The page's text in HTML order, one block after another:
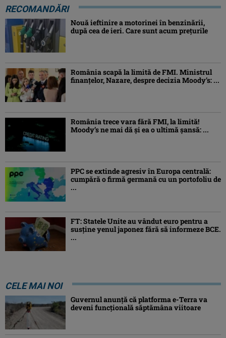
RECOMANDĂRI
Nouă ieftinire a motorinei în benzinării,
după cea de ieri. Care sunt acum prețurile
România scapă la limită de FMI. Ministrul
finanțelor, Nazare, despre decizia Moody’s: ...
România trece vara fără FMI, la limită!
Moody’s ne mai dă și ea o ultimă șansă: ...
PPC se extinde agresiv în Europa centrală:
cumpără o firmă germană cu un portofoliu de
...
FT: Statele Unite au vândut euro pentru a
susține yenul japonez fără să informeze BCE.
...
CELE MAI NOI
Guvernul anunță că platforma e-Terra va
deveni funcţională săptămâna viitoare